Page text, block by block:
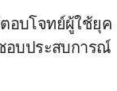
อบโจทย์ผู้ใช้ยุค
อบประสบการณ์